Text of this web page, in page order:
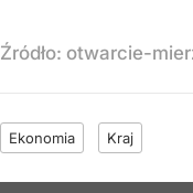
Źródło: otwarcie-
Ekonomia Kraj